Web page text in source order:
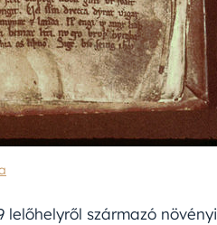
származó növényi